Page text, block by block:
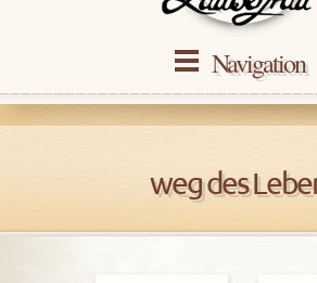
Navigation
weg des